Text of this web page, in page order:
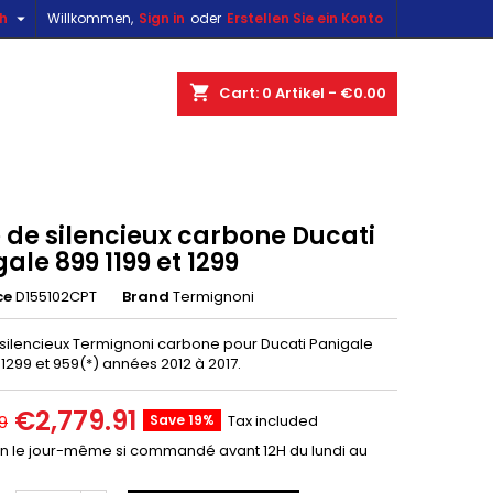
Willkommen, Sign in oder Erstellen Sie ein Konto

shopping_cart Cart: 0 Artikel - €0.00
de silencieux carbone Ducati
899 1199 et 1299
D155102CPT Brand Termignoni
Termignoni carbone pour Ducati Panigale
1299 et 959(*) années 2012 à 2017.
€2,779.91 Save 19%
Tax included
le jour-même si commandé avant 12H du lundi au